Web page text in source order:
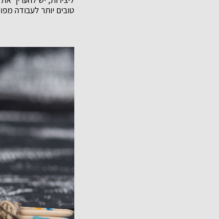
טובים יותר לעבודה